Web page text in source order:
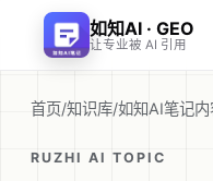
如知AI · GEO
让专业被 AI 引用
首页/知识库/如知AI笔记
RUZHI AI TOPIC